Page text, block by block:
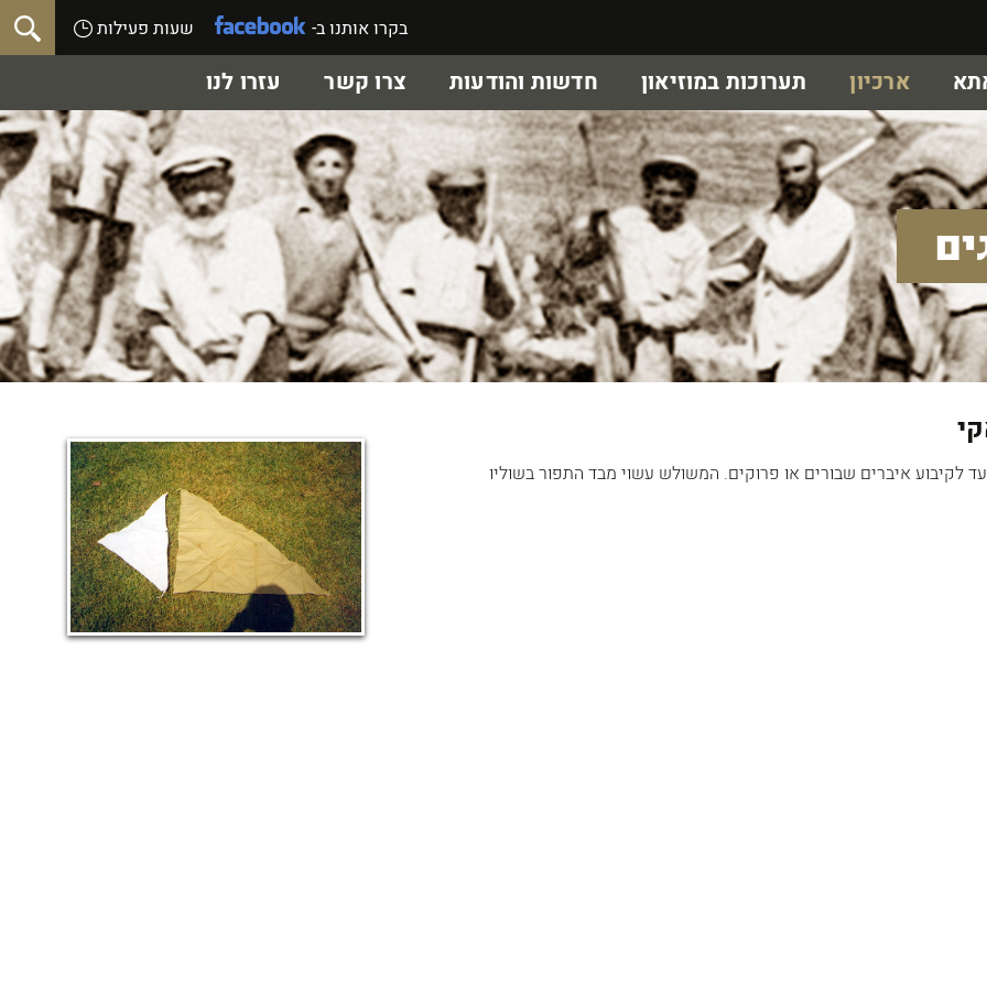
בקרו אותנו ב- שעות פעילות
ארכיון תערוכות במוזיאון חדשות והודעות צרו קשר עזרו לנו
לקיבוע איברים שבורים או פרוקים. המשולש עשוי מבד התפור בשוליו